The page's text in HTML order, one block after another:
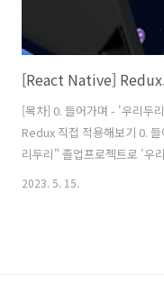
[React Native] Redux
[목차] 0. 들어가며 - '우리두
Redux 직접 적용해보기 0.
리두리" 졸업프로젝트로 '우
리두리는 GPT를 기반으로
갑자기 급상승하게 되어
2023. 5. 15.